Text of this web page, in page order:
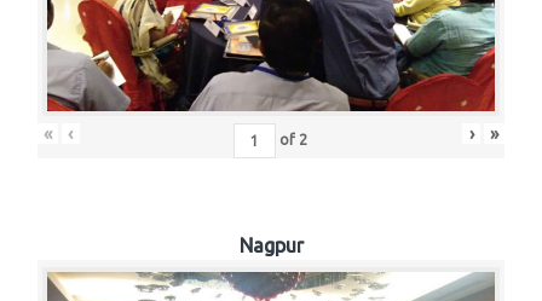
« ‹ of 2 › »
Nagpur